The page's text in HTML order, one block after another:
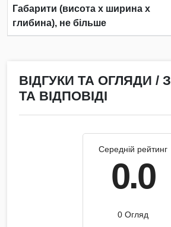
Габарити (висота х ширина х
глибина), не більше
ВІДГУКИ ТА ОГЛЯДИ /
ТА ВІДПОВІДІ
Середній рейтинг
0.0
0 Огляд